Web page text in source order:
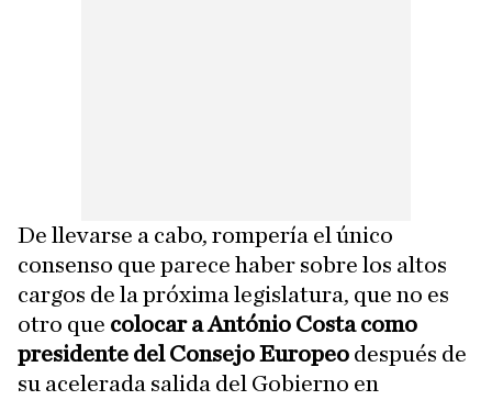
De llevarse a cabo, rompería el único
consenso que parece haber sobre los altos
cargos de la próxima legislatura, que no es
otro que colocar a António Costa como
presidente del Consejo Europeo después de
su acelerada salida del Gobierno en